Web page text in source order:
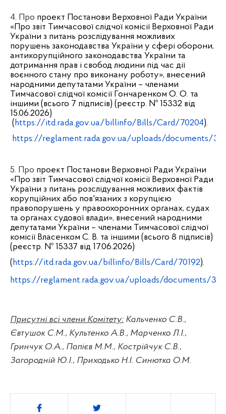
4. Про проект Постанови Верховної Ради України
«Про звіт Тимчасової слідчої комісії Верховної Ради
України з питань розслідування можливих
порушень законодавства України у сфері оборони,
антикорупційного законодавства України та
дотримання прав і свобод людини під час дії
воєнного стану про виконану роботу», внесений
народними депутатами України – членами
Тимчасової слідчої комісії Гончаренком О. О. та
іншими (всього 7 підписів) (реєстр. № 15332 від
15.06.2026)
( https://itd.rada.gov.ua/billinfo/Bills/Card/70204).
https://reglament.rada.gov.ua/uploads/documents/
5. Про проект Постанови Верховної Ради України
«Про звіт Тимчасової слідчої комісії Верховної Ради
України з питань розслідування можливих фактів
корупційних або пов'язаних з корупцією
правопорушень у правоохоронних органах, судах
та органах судової влади», внесений народними
депутатами України – членами Тимчасової слідчої
комісії Власенком С. В. та іншими (всього 8 підписів)
(реєстр. № 15337 від 17.06.2026)
( https://itd.rada.gov.ua/billinfo/Bills/Card/70192).
https://reglament.rada.gov.ua/uploads/documents/
Присутні всі члени Комітету: Кальченко С.В.,
Євтушок С.М., Культенко А.В., Марченко Л.І.,
Гринчук О.А., Папієв М.М., Кострійчук С.В.,
Загородній Ю.І., Приходько Н.І. Синютка О.М.
Поділитись